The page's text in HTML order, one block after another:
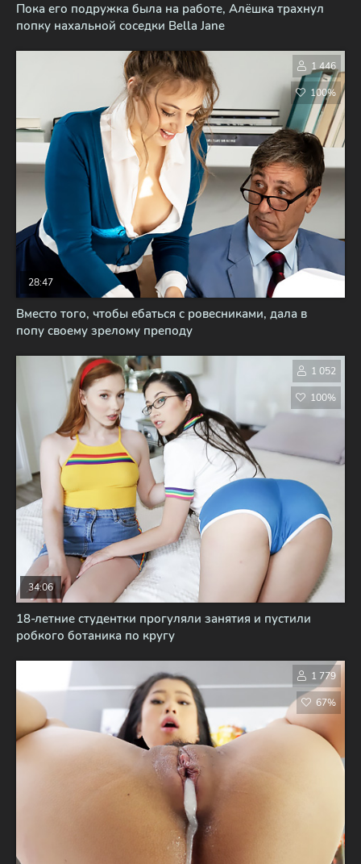
Пока его подружка была на работе, Алёшка трахнул
попку нахальной соседки Bella Jane
Вместо того, чтобы ебаться с ровесниками, дала в
попу своему зрелому преподу
28:47
1 446
100%
18-летние студентки прогуляли занятия и пустили
робкого ботаника по кругу
34:06
1 052
100%
1 779
67%